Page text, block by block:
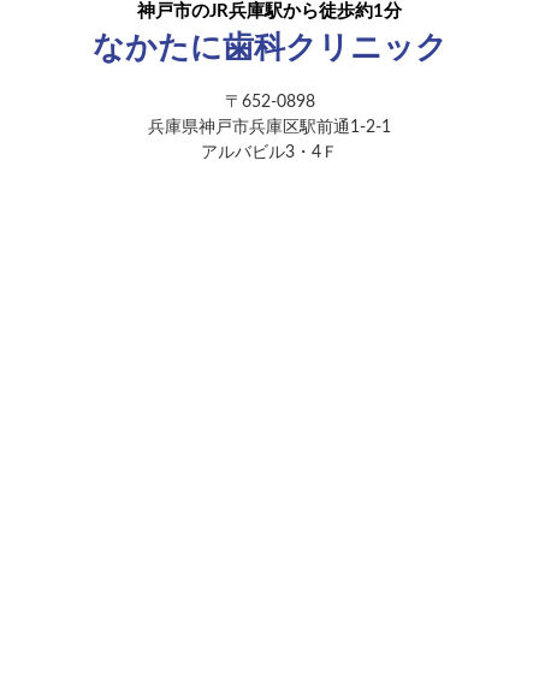
神戸市のJR兵庫駅から徒歩約1分
なかたに歯科クリニック
〒652-0898
兵庫県神戸市兵庫区駅前通1-2-1
アルバビル3・4Ｆ